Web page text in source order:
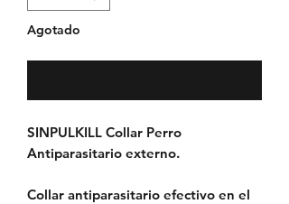
Agotado
SINPULKILL Collar Perro
Antiparasitario externo.
Collar antiparasitario efectivo en el